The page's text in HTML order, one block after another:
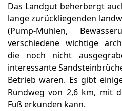
Das Landgut beherbergt
lange zurückliegenden
(Pump-Mühlen,
verschiedene wichtige
die noch nicht
interessante
Betrieb waren. Es gibt
Rundweg von 2,6 km, mit
Fuß erkunden kann.